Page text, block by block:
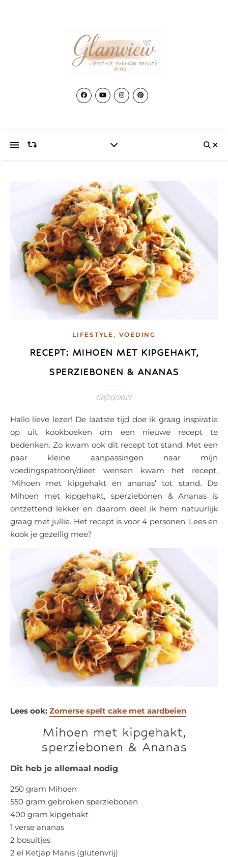
LIFESTYLE , VOEDING
RECEPT: MIHOEN MET KIPGEHAKT,
SPERZIEBONEN & ANANAS
08/20/2017
Hallo lieve lezer! De laatste tijd doe ik graag inspiratie
op uit kookboeken om een nieuwe recept te
bedenken. Zo kwam ook dit recept tot stand. Met een
paar kleine aanpassingen naar mijn
voedingspatroon/dieet wensen kwam het recept,
‘Mihoen met kipgehakt en ananas’ tot stand. De
Mihoen met kipgehakt, sperziebonen & Ananas is
ontzettend lekker en daarom deel ik hem natuurlijk
graag met jullie. Het recept is voor 4 personen. Lees en
kook je gezellig mee?
Lees ook: Zomerse spelt cake met aardbeien
Mihoen met kipgehakt,
sperziebonen & Ananas
Dit heb je allemaal nodig
250 gram Mihoen
550 gram gebroken sperziebonen
400 gram kipgehakt
1 verse ananas
2 bosuitjes
2 el Ketjap Manis (glutenvrij)